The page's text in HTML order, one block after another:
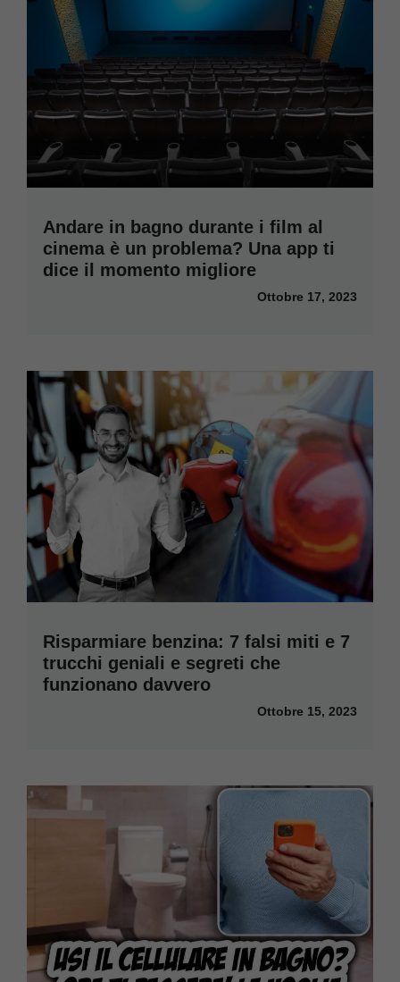
Andare in bagno durante i film al
cinema è un problema? Una app ti
dice il momento migliore
Ottobre 17, 2023
Risparmiare benzina: 7 falsi miti e 7
trucchi geniali e segreti che
funzionano davvero
Ottobre 15, 2023